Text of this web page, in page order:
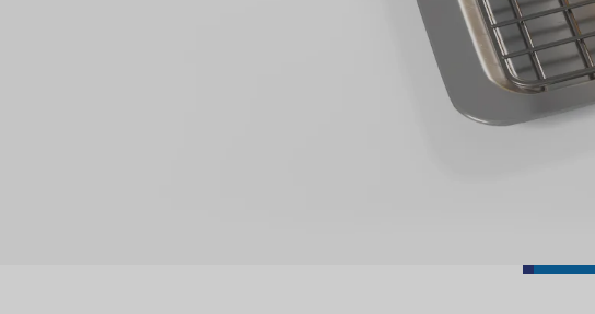
cumplir con los requisitos operativos y regulatorios.